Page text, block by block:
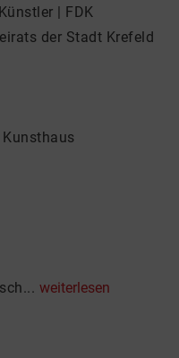
| FDK
der Stadt Krefeld
weiterlesen